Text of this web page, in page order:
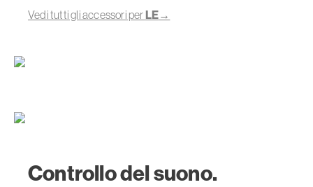
Vedi tutti gli accessori perLE→
Controllo del suono.